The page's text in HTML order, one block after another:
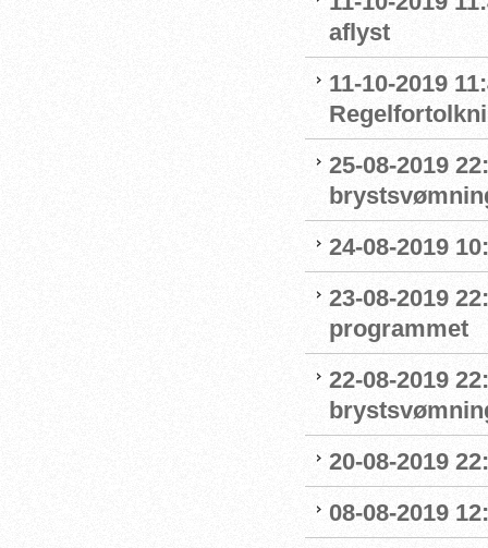
aflyst
11-10-2019
25-08-2019
24-08-2019
23-08-2019
programmet
22-08-2019
20-08-2019
08-08-2019